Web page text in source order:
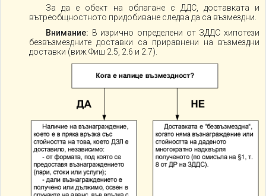
За да е обект на облагане с ДДС, доставката и
вътреобщностното придобиване следва да са възмездни.
Внимание: В изрично определени от ЗДДС хипотези
безвъзмездните доставки са приравнени на възмездни
доставки (виж Фиш 2.5, 2.6 и 2.7).